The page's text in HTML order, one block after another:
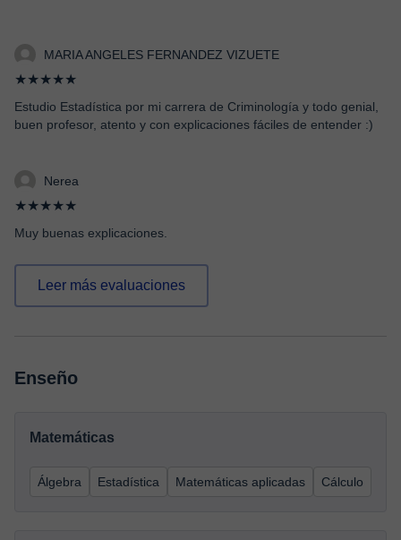
MARIA ANGELES FERNANDEZ VIZUETE
★★★★★
Estudio Estadística por mi carrera de Criminología y todo genial,
buen profesor, atento y con explicaciones fáciles de entender :)
Nerea
★★★★★
Muy buenas explicaciones.
Leer más evaluaciones
Enseño
Matemáticas
Álgebra Estadística Matemáticas aplicadas Cálculo